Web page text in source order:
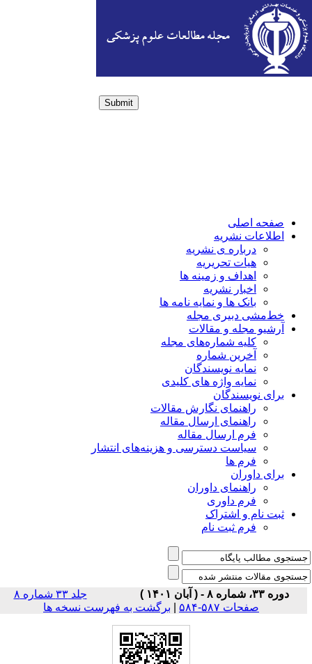
Submit
صفحه اصلی
اطلاعات نشریه
درباره ی نشریه
هیات تحریریه
اهداف و زمینه ها
اخبار نشریه
بانک ها و نمایه نامه ها
خط‌مشی دبیری مجله
آرشیو مجله و مقالات
کلیه شماره‌های مجله
آخرین شماره
نمایه نویسندگان
نمایه واژه های کلیدی
برای نویسندگان
راهنمای نگارش مقالات
راهنمای ارسال مقاله
فرم ارسال مقاله
سیاست دسترسی و هزینه‌های انتشار
فرم ها
برای داوران
راهنمای داوران
فرم داوری
ثبت نام و اشتراک
فرم ثبت نام
دوره ۳۳، شماره ۸ - ( آبان ۱۴۰۱ )
جلد ۳۳ شماره ۸
صفحات ۵۸۷-۵۸۴
| برگشت به فهرست نسخه ها